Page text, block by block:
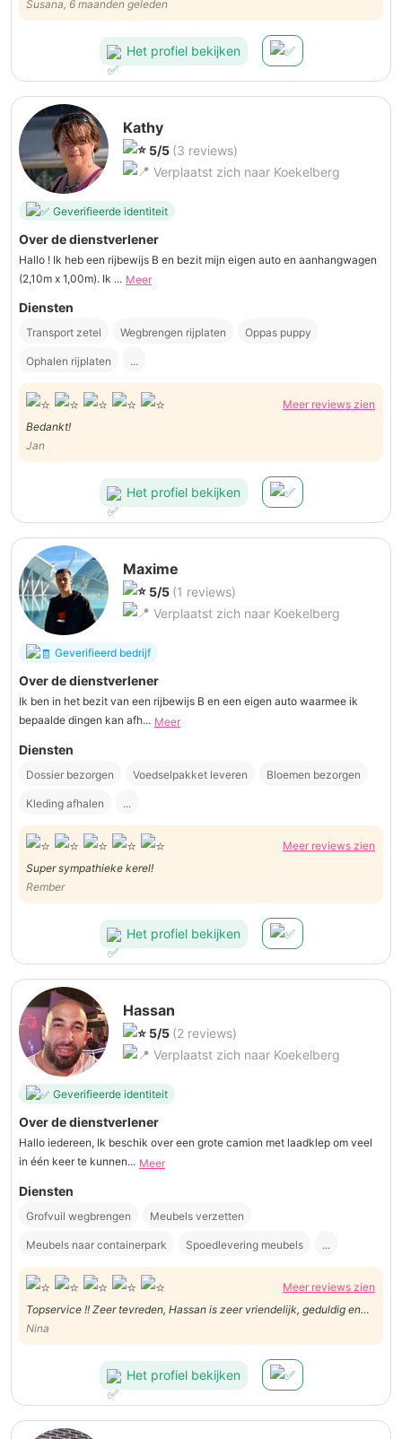
Susana, 6 maanden geleden
Het profiel bekijken
Kathy
5/5 (3 reviews)
Verplaatst zich naar Koekelberg
Geverifieerde identiteit
Over de dienstverlener
Hallo ! Ik heb een rijbewijs B en bezit mijn eigen auto en aanhangwagen
(2,10m x 1,00m). Ik ... Meer
Diensten
Transport zetel Wegbrengen rijplaten Oppas puppy
Ophalen rijplaten ...
Meer reviews zien
Bedankt!
Jan
Het profiel bekijken
Maxime
5/5 (1 reviews)
Verplaatst zich naar Koekelberg
Geverifieerd bedrijf
Over de dienstverlener
Ik ben in het bezit van een rijbewijs B en een eigen auto waarmee ik
bepaalde dingen kan afh... Meer
Diensten
Dossier bezorgen Voedselpakket leveren Bloemen bezorgen
Kleding afhalen ...
Meer reviews zien
Super sympathieke kerel!
Rember
Het profiel bekijken
Hassan
5/5 (2 reviews)
Verplaatst zich naar Koekelberg
Geverifieerde identiteit
Over de dienstverlener
Hallo iedereen, Ik beschik over een grote camion met laadklep om veel
in één keer te kunnen... Meer
Diensten
Grofvuil wegbrengen Meubels verzetten
Meubels naar containerpark Spoedlevering meubels ...
Meer reviews zien
Topservice !! Zeer tevreden, Hassan is zeer vriendelijk, geduldig en
efficiënt!
Nina
Het profiel bekijken